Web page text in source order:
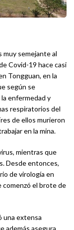
semejante al
Covid-19 hace casi
Tongguan, en la
según se
enfermedad y
respiratorios del
de ellos murieron
en la mina.
mientras que
Desde entonces,
de virología en
comenzó el brote de
una extensa
además asegura